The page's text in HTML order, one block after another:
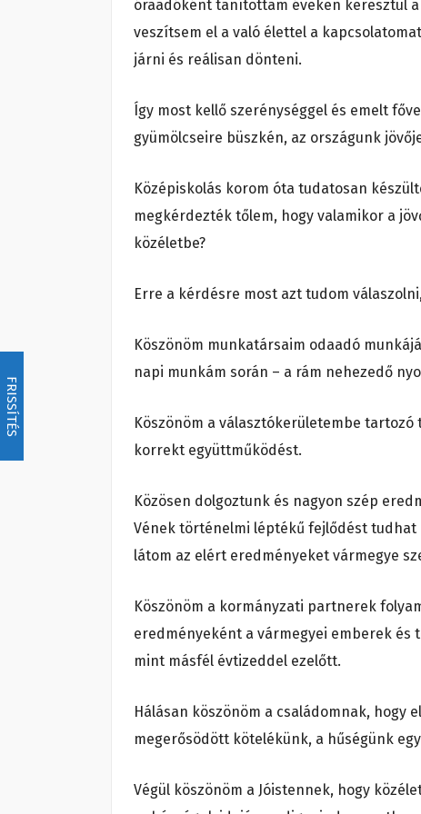
FRISSÍTÉS
óraadóként tanítottam éveken keresztül
veszítsem el a való élettel a
járni és reálisan dönteni.
Így most kellő szerénységgel és emelt
gyümölcseire büszkén, az országunk
Középiskolás korom óta tudatosan
megkérdezték tőlem, hogy valamikor a
közéletbe?
Erre a kérdésre most azt tudom
Köszönöm munkatársaim odaadó
napi munkám során – a rám nehezedő
Köszönöm a választókerületembe
korrekt együttműködést.
Közösen dolgoztunk és nagyon szép
Vének történelmi léptékű fejlődést
látom az elért eredményeket vármegye
Köszönöm a kormányzati partnerek
eredményeként a vármegyei emberek
mint másfél évtizeddel ezelőtt.
Hálásan köszönöm a családomnak, hogy
megerősödött kötelékünk, a hűségünk
Végül köszönöm a Jóistennek, hogy